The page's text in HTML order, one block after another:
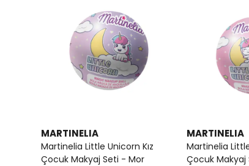
MARTINELIA
Martinelia Little Unicorn Kız
Çocuk Makyaj Seti - Mor
MARTINELIA
Martinelia
Çocuk